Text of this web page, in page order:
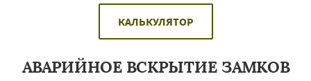
КАЛЬКУЛЯТОР
АВАРИЙНОЕ ВСКРЫТИЕ ЗАМКОВ